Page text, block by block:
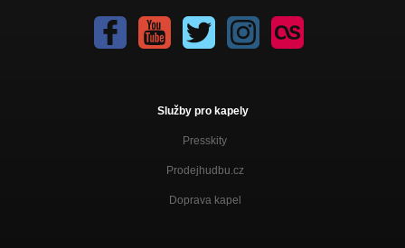
Služby pro kapely
Presskity
Prodejhudbu.cz
Doprava kapel